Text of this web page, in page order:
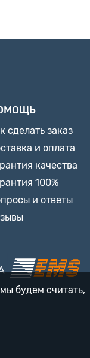
сделать заказ
и оплата
качества
100%
и ответы
будем считать,